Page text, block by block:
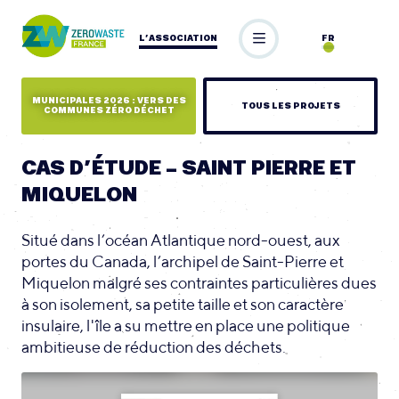
L’ASSOCIATION FR
MUNICIPALES 2026 : VERS DES
COMMUNES ZÉRO DÉCHET
TOUS LES PROJETS
CAS D’ÉTUDE – SAINT PIERRE ET
MIQUELON
Situé dans l’océan Atlantique nord-ouest, aux
portes du Canada, l’archipel de Saint-Pierre et
Miquelon malgré ses contraintes particulières dues
à son isolement, sa petite taille et son caractère
insulaire, l'île a su mettre en place une politique
ambitieuse de réduction des déchets.